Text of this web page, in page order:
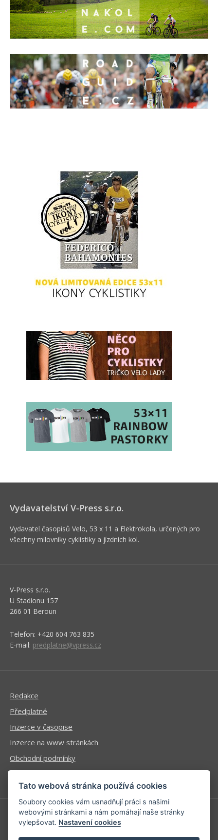
Vydavatelství V-Press s.r.o.
Vydavatel časopisů Velo, 53 x 11 a Elektrokola, určených pro
všechny milovníky cyklistiky a jízdních kol.
V-Press s.r.o.
U Stadionu 157
266 01 Beroun
Telefon: +420 604 763 835
E-mail: predplatne@vpress.cz
Redakce
Předplatné
Inzerce v časopise
Inzerce na www stránkách
Obchodní podmínky
Ochrana osobních údajů
Příhlášení | Registrace
Tato webová stránka používá cookies
Soubory cookies vám usnadňují práci s našimi
webovými stránkami a nám pomáhají naše stránky
vylepšovat. Nastavení cookies